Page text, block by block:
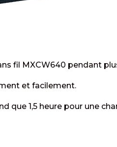
fil MXCW640 pendant
et facilement.
que 1,5 heure pour une